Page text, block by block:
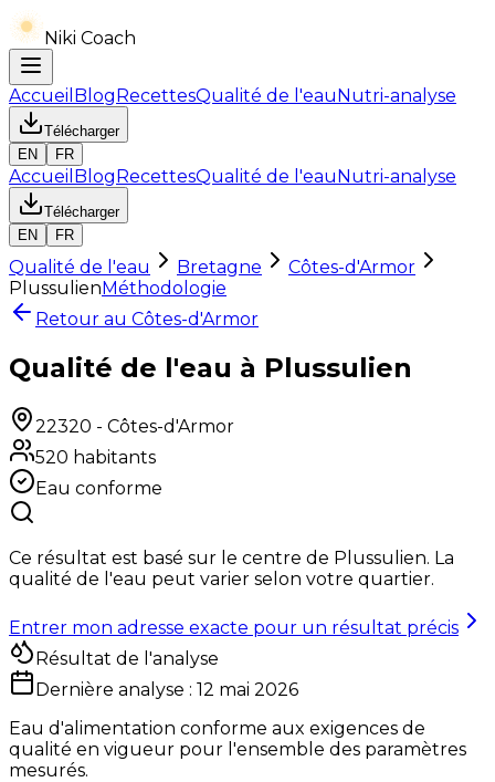
Niki Coach
Accueil BlogRecettesQualité de l'eauNutri-analyse
Télécharger
EN
FR
Accueil BlogRecettesQualité de l'eauNutri-analyse
Télécharger
EN
FR
Qualité de l'eau Bretagne
Côtes-d'Armor
PlussulienMéthodologie
Retour au Côtes-d'Armor
Qualité de l'eau à Plussulien
22320 - Côtes-d'Armor
520 habitants
Eau conforme
Ce résultat est basé sur le centre de Plussulien. La
qualité de l'eau peut varier selon votre quartier.
Entrer mon adresse exacte pour un résultat précis
Résultat de l'analyse
Dernière analyse : 12 mai 2026
Eau d'alimentation conforme aux exigences de
qualité en vigueur pour l'ensemble des paramètres
mesurés.